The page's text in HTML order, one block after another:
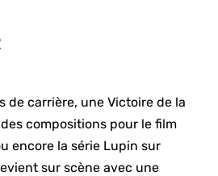
de carrière, une Victoire de la
compositions pour le film
encore la série Lupin sur
sur scène avec une